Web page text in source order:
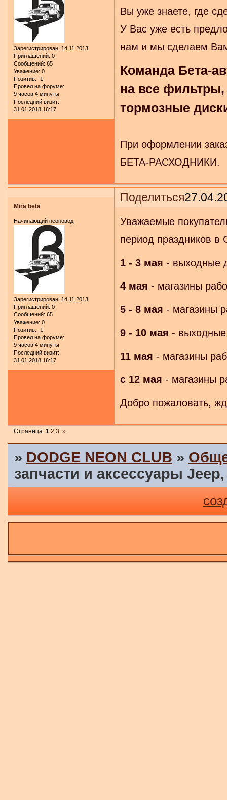
Зарегистрирован: 14.11.2013
Приглашений: 0
Сообщений: 65
Уважение: 0
Позитив: -1
Провел на форуме:
9 часов 4 минуты
Последний визит:
31.01.2018 16:17
Вы уже знаете, где
У Вас уже есть
нам и мы сделаем
Команда Бета-
на все
тормозные
При оформлении
БЕТА-РАСХОДНИКИ.
Поделиться
Mira beta
Начинающий неоновод
Зарегистрирован: 14.11.2013
Приглашений: 0
Сообщений: 65
Уважение: 0
Позитив: -1
Провел на форуме:
9 часов 4 минуты
Последний визит:
31.01.2018 16:17
Уважаемые
период праздников в
1 - 3 мая - выходные
4 мая - магазины
5 - 8 мая - магазины
9 - 10 мая -
11 мая - магазины
с 12 мая - магазины
Добро пожаловать,
Страница:1 2 3 »
» DODGE NEON CLUB »
запчасти и аксессуары